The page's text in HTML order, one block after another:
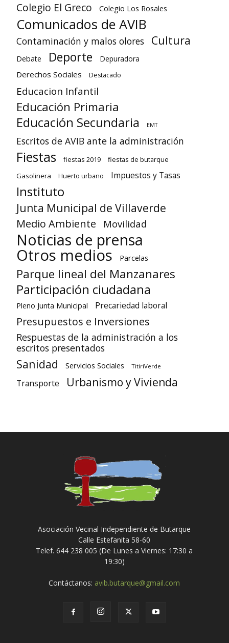
Colegio El Greco Colegio Los Rosales
Comunicados de AVIB
Contaminación y malos olores Cultura
Debate Deporte Depuradora
Derechos Sociales Destacado
Educacion Infantil
Educación Primaria
Educación Secundaria EMT
Escritos de AVIB ante la administración
Fiestas fiestas 2019
fiestas de butarque
Gasolinera
Huerto urbano Impuestos y Tasas
Instituto
Junta Municipal de Villaverde
Medio Ambiente Movilidad
Noticias de prensa
Otros medios Parcelas
Parque lineal del Manzanares
Participación ciudadana
Pleno Junta Municipal Precariedad laboral
Presupuestos e Inversiones
Respuestas de la administración a los
escritos presentados
Sanidad Servicios Sociales TitiriVerde
Transporte Urbanismo y Vivienda
Asociación Vecinal Independiente de Butarque
Calle Estefanita 58-60
Telef. 644 238 005 (De Lunes a Viernes: 17:30 a
19:30)
Contáctanos: avib.butarque@gmail.com